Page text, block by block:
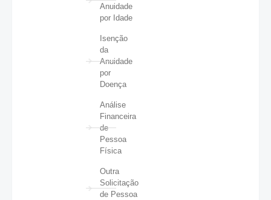
Anuidade
por Idade
Isenção
da
Anuidade
por
Doença
Análise
Financeira
de
Pessoa
Física
Outra
Solicitação
de Pessoa